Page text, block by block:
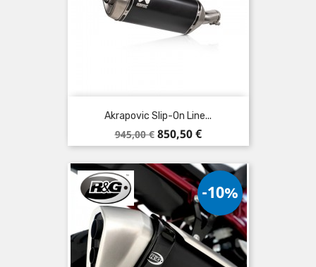
Akrapovic Slip-On Line...
Verkaufspreis
945,00 € Preis
850,50 €
-10%